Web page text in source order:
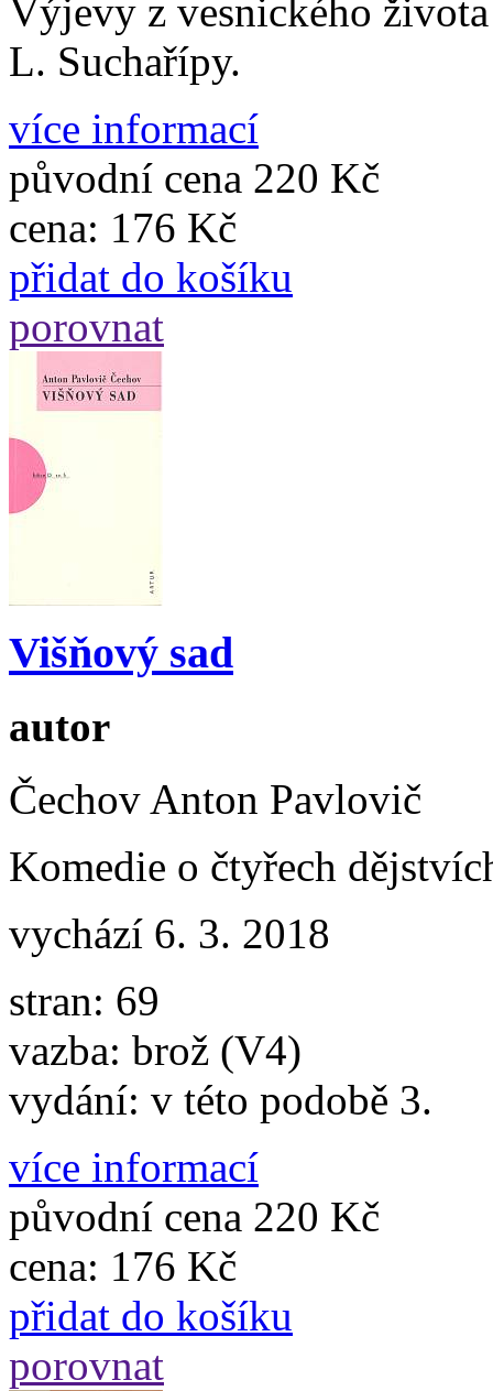
Výjevy z vesnického
L. Suchařípy.
více informací
původní cena 220 Kč
cena: 176 Kč
přidat do košíku
porovnat
Višňový sad
autor
Čechov Anton Pavlovič
Komedie o čtyřech
vychází 6. 3. 2018
stran: 69
vazba: brož (V4)
vydání: v této podobě 3.
více informací
původní cena 220 Kč
cena: 176 Kč
přidat do košíku
porovnat